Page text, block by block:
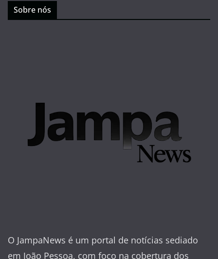
Sobre nós
O JampaNews é um portal de notícias sediado
em João Pessoa, com foco na cobertura dos